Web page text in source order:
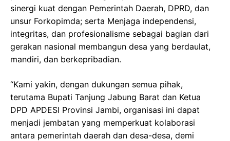
sinergi kuat dengan Pemerintah Daerah, DPRD, dan
unsur Forkopimda; serta Menjaga independensi,
integritas, dan profesionalisme sebagai bagian dari
gerakan nasional membangun desa yang berdaulat,
mandiri, dan berkepribadian.
“Kami yakin, dengan dukungan semua pihak,
terutama Bupati Tanjung Jabung Barat dan Ketua
DPD APDESI Provinsi Jambi, organisasi ini dapat
menjadi jembatan yang memperkuat kolaborasi
antara pemerintah daerah dan desa-desa, demi